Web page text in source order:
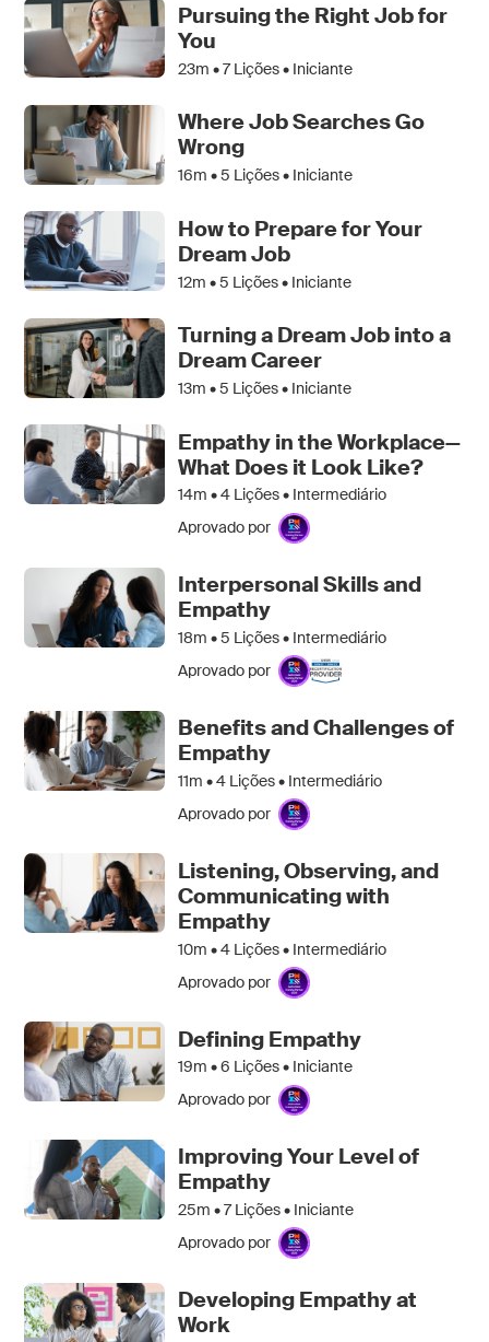
Pursuing the Right Job for
You
23m •7Lições • Iniciante
Where Job Searches Go
Wrong
16m •5 Lições • Iniciante
How to Prepare for Your
Dream Job
12m •5 Lições • Iniciante
Turning a Dream Job into a
Dream Career
13m •5 Lições • Iniciante
Empathy in the Workplace—
What Does it Look Like?
14m •4 Lições • Intermediário
Aprovado por
Interpersonal Skills and
Empathy
18m •5 Lições • Intermediário
Aprovado por
Benefits and Challenges of
Empathy
11m •4 Lições • Intermediário
Aprovado por
Listening, Observing, and
Communicating with
Empathy
10m •4 Lições • Intermediário
Aprovado por
Defining Empathy
19m •6 Lições • Iniciante
Aprovado por
Improving Your Level of
Empathy
25m •7Lições • Iniciante
Aprovado por
Developing Empathy at
Work